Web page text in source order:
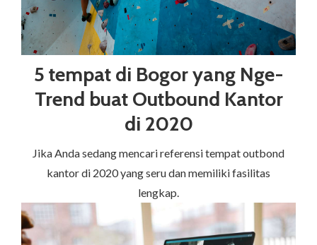
5 tempat di Bogor yang Nge-
Trend buat Outbound Kantor
di 2020
Jika Anda sedang mencari referensi tempat outbond
kantor di 2020 yang seru dan memiliki fasilitas
lengkap.